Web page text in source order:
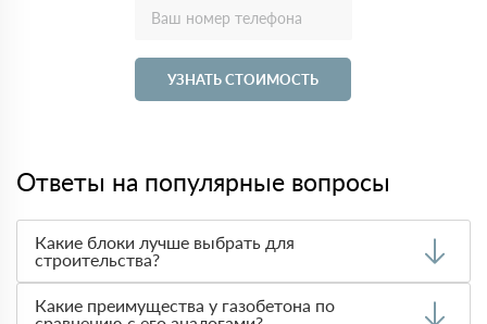
УЗНАТЬ СТОИМОСТЬ
Ответы на популярные вопросы
Какие блоки лучше выбрать для
строительства?
теплоизоляции, прочности и стоимости. Чаще всего при
Какие преимущества у газобетона по